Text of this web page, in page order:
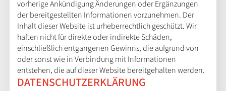
vorherige Ankündigung Änderungen oder Ergänzungen
der bereitgestellten Informationen vorzunehmen. Der
Inhalt dieser Website ist urheberrechtlich geschützt. Wir
haften nicht für direkte oder indirekte Schäden,
einschließlich entgangenen Gewinns, die aufgrund von
oder sonst wie in Verbindung mit Informationen
entstehen, die auf dieser Website bereitgehalten werden.
DATENSCHUTZERKLÄRUNG